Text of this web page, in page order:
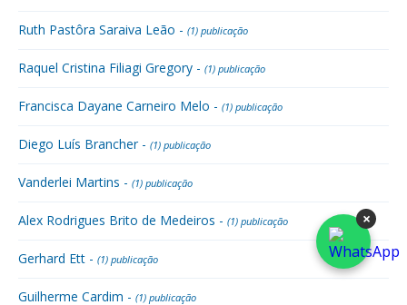
Ruth Pastôra Saraiva Leão - (1) publicação
Raquel Cristina Filiagi Gregory - (1) publicação
Francisca Dayane Carneiro Melo - (1) publicação
Diego Luís Brancher - (1) publicação
Vanderlei Martins - (1) publicação
Alex Rodrigues Brito de Medeiros - (1) publicação
Gerhard Ett - (1) publicação
Guilherme Cardim - (1) publicação
×